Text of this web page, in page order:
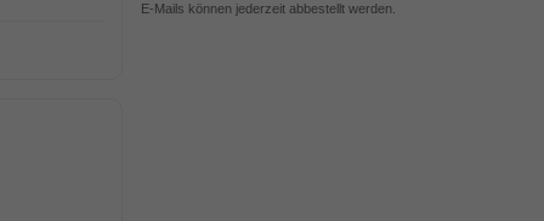
E-Mails können jederzeit abbestellt werden.